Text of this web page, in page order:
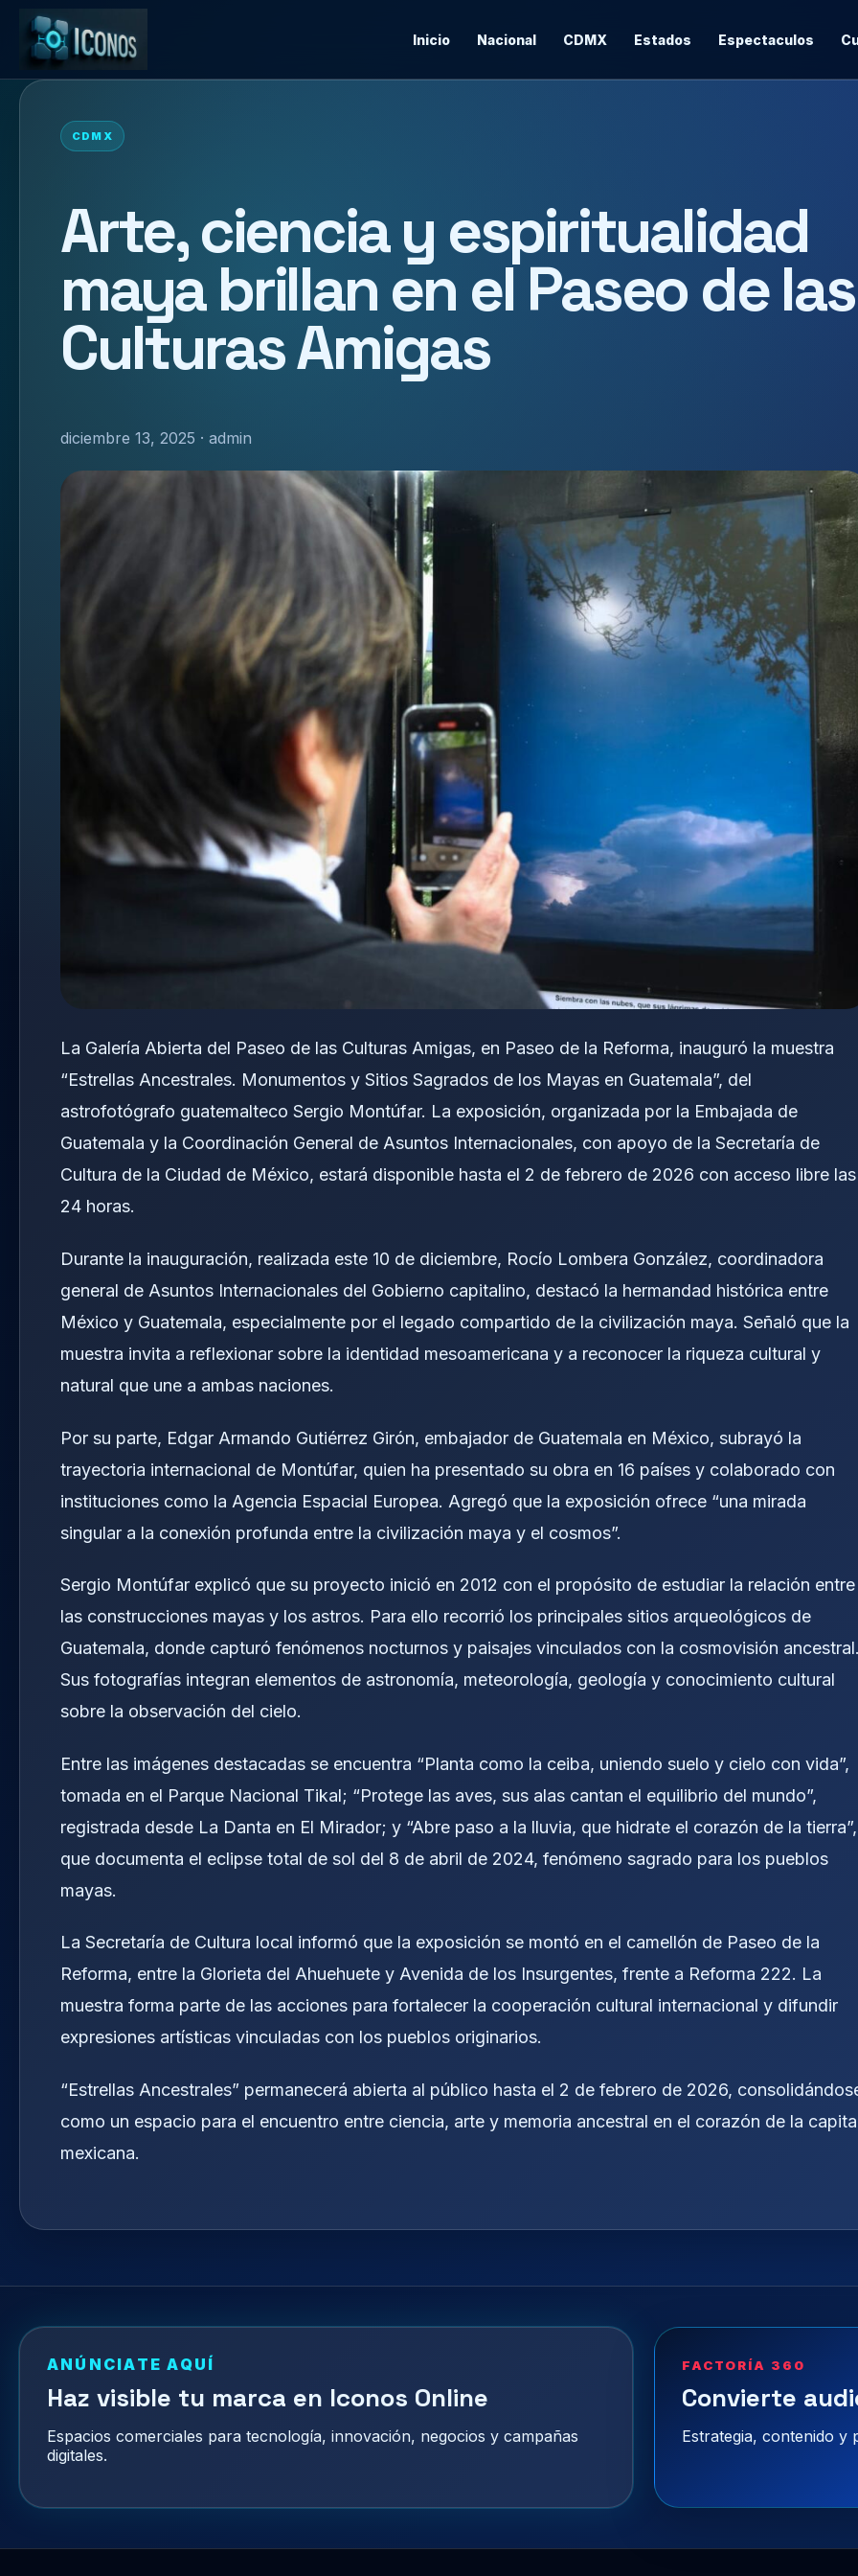
Inicio Nacional CDMX Estados Espectaculos
CDMX
Arte, ciencia y espiritualidad
maya brillan en el Paseo de las
Culturas Amigas
diciembre 13, 2025 · admin
La Galería Abierta del Paseo de las Culturas Amigas, en Paseo de la Reforma, inauguró la muestra
“Estrellas Ancestrales. Monumentos y Sitios Sagrados de los Mayas en Guatemala”, del
astrofotógrafo guatemalteco Sergio Montúfar. La exposición, organizada por la Embajada de
Guatemala y la Coordinación General de Asuntos Internacionales, con apoyo de la Secretaría de
Cultura de la Ciudad de México, estará disponible hasta el 2 de febrero de 2026 con acceso libre las
24 horas.
Durante la inauguración, realizada este 10 de diciembre, Rocío Lombera González, coordinadora
general de Asuntos Internacionales del Gobierno capitalino, destacó la hermandad histórica entre
México y Guatemala, especialmente por el legado compartido de la civilización maya. Señaló que la
muestra invita a reflexionar sobre la identidad mesoamericana y a reconocer la riqueza cultural y
natural que une a ambas naciones.
Por su parte, Edgar Armando Gutiérrez Girón, embajador de Guatemala en México, subrayó la
trayectoria internacional de Montúfar, quien ha presentado su obra en 16 países y colaborado con
instituciones como la Agencia Espacial Europea. Agregó que la exposición ofrece “una mirada
singular a la conexión profunda entre la civilización maya y el cosmos”.
Sergio Montúfar explicó que su proyecto inició en 2012 con el propósito de estudiar la relación entre
las construcciones mayas y los astros. Para ello recorrió los principales sitios arqueológicos de
Guatemala, donde capturó fenómenos nocturnos y paisajes vinculados con la cosmovisión
Sus fotografías integran elementos de astronomía, meteorología, geología y conocimiento cultural
sobre la observación del cielo.
Entre las imágenes destacadas se encuentra “Planta como la ceiba, uniendo suelo y cielo con vida”,
tomada en el Parque Nacional Tikal; “Protege las aves, sus alas cantan el equilibrio del mundo”,
registrada desde La Danta en El Mirador; y “Abre paso a la lluvia, que hidrate el corazón de la tierra”,
que documenta el eclipse total de sol del 8 de abril de 2024, fenómeno sagrado para los pueblos
mayas.
La Secretaría de Cultura local informó que la exposición se montó en el camellón de Paseo de la
Reforma, entre la Glorieta del Ahuehuete y Avenida de los Insurgentes, frente a Reforma 222. La
muestra forma parte de las acciones para fortalecer la cooperación cultural internacional y difundir
expresiones artísticas vinculadas con los pueblos originarios.
“Estrellas Ancestrales” permanecerá abierta al público hasta el 2 de febrero de 2026,
como un espacio para el encuentro entre ciencia, arte y memoria ancestral en el corazón de la
mexicana.
ANÚNCIATE AQUÍ
Haz visible tu marca en Iconos Online
Espacios comerciales para tecnología, innovación, negocios y campañas
digitales.
FACTORÍA 360
Convierte
Estrategia, contenido y